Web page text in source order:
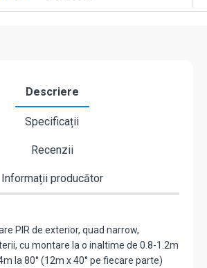
Descriere
Specificații
Recenzii
Informații producător
PIR de exterior, quad narrow,
cu montare la o inaltime de 0.8-1.2m
la 80° (12m x 40° pe fiecare parte)